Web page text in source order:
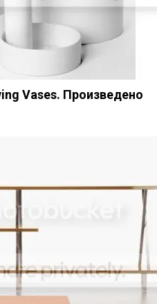
Vases. Произведено